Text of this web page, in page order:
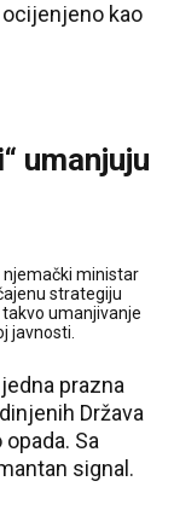
kao
umanjuju
njemački ministar
strategiju
umanjivanje
javnosti.
prazna
Država
Sa
signal.